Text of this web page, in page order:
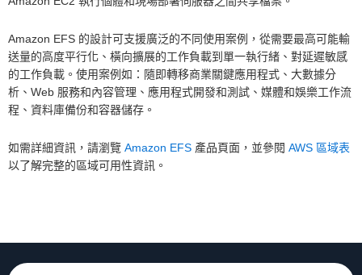
Amazon EFS 的設計可支援廣泛的不同使用案例，從需要最高可能輸
送量的高度平行化、橫向擴展的工作負載到單一執行緒、對延遲敏感
的工作負載。使用案例如：隨即轉移商業關鍵應用程式、大數據分
析、Web 服務和內容管理、應用程式開發和測試、媒體和娛樂工作流
程、資料庫備份和容器儲存。
如需詳細資訊，請瀏覽 Amazon EFS 產品頁面，並參閱 AWS 區域表
以了解完整的區域可用性資訊。